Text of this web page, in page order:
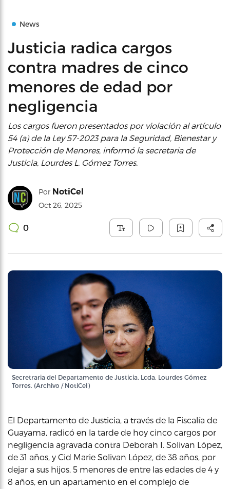
News
Justicia radica cargos
contra madres de cinco
menores de edad por
negligencia
Los cargos fueron presentados por violación al artículo
54 (a) de la Ley 57-2023 para la Seguridad, Bienestar y
Protección de Menores, informó la secretaria de
Justicia, Lourdes L. Gómez Torres.
Por NotiCel
Oct 26, 2025
0
Secretraria del Departamento de Justicia, Lcda. Lourdes Gómez
Torres. (Archivo / NotiCel)
El Departamento de Justicia, a través de la Fiscalía de
Guayama, radicó en la tarde de hoy cinco cargos por
negligencia agravada contra Deborah I. Solivan López,
de 31 años, y Cid Marie Solivan López, de 38 años, por
dejar a sus hijos, 5 menores de entre las edades de 4 y
8 años, en un apartamento en el complejo de